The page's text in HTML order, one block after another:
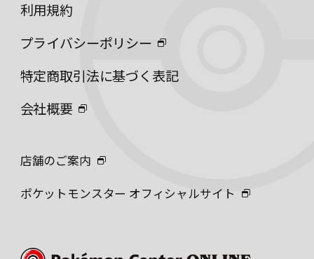
利用規約
プライバシーポリシー
特定商取引法に基づく表記
会社概要
店舗のご案内
ポケットモンスター オフィシャルサイト